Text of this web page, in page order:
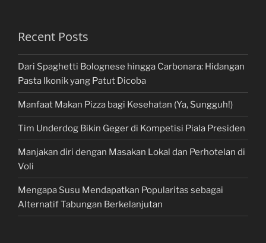
Recent Posts
Dari Spaghetti Bolognese hingga Carbonara: Hidangan
Pasta Ikonik yang Patut Dicoba
Manfaat Makan Pizza bagi Kesehatan (Ya, Sungguh!)
Tim Underdog Bikin Geger di Kompetisi Piala Presiden
Manjakan diri dengan Masakan Lokal dan Perhotelan di
Voli
Mengapa Susu Mendapatkan Popularitas sebagai
Alternatif Tabungan Berkelanjutan